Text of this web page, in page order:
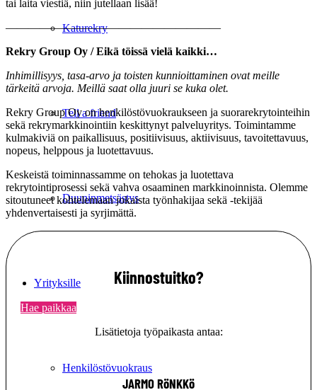
Katurekry
Tell a friend
Duuninmetsästys
Yrityksille
Henkilöstövuokraus
tai laita viestiä, niin jutellaan lisää!
———————————————————
Rekry Group Oy / Eikä töissä vielä kaikki…
Inhimillisyys, tasa-arvo ja toisten kunnioittaminen ovat meille
tärkeitä arvoja. Meillä saat olla juuri se kuka olet.
Rekry Group Oy on henkilöstövuokraukseen ja suorarekrytointeihin
sekä rekrymarkkinointiin keskittynyt palveluyritys. Toimintamme
kulmakiviä on paikallisuus, positiivisuus, aktiivisuus, tavoitettavuus,
nopeus, helppous ja luotettavuus.
Keskeistä toiminnassamme on tehokas ja luotettava
rekrytointiprosessi sekä vahva osaaminen markkinoinnista. Olemme
sitoutuneet kohtelemaan jokaista työnhakijaa sekä -tekijää
yhdenvertaisesti ja syrjimättä.
Kiinnostuitko?
Hae paikkaa
Lisätietoja työpaikasta antaa:
JARMO RöNKKö